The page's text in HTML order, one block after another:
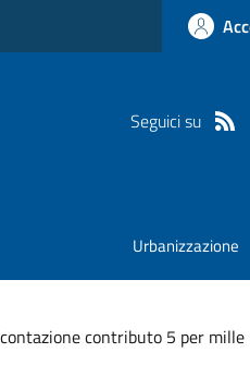
Seguici su
Urbanizzazione
contributo 5 per mille